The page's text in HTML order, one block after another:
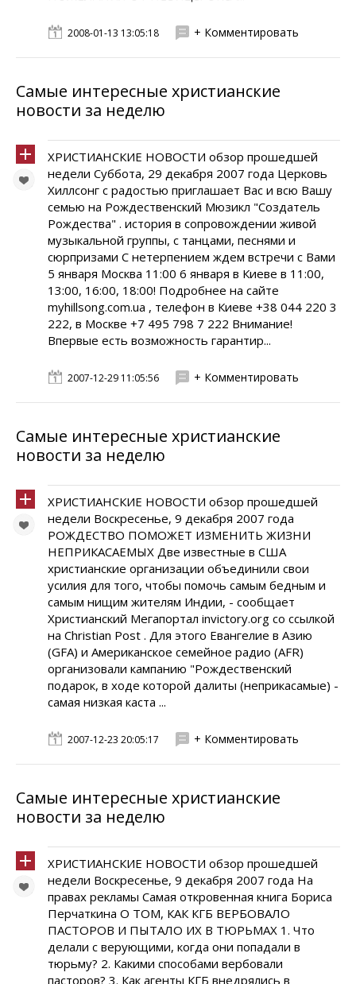
2008-01-13 13:05:18 + Комментировать
Самые интересные христианские
новости за неделю
ХРИСТИАНСКИЕ НОВОСТИ обзор прошедшей
недели Суббота, 29 декабря 2007 года Церковь
Хиллсонг с радостью приглашает Вас и всю Вашу
семью на Рождественский Мюзикл "Создатель
Рождества" . история в сопровождении живой
музыкальной группы, с танцами, песнями и
сюрпризами С нетерпением ждем встречи с Вами
5 января Москва 11:00 6 января в Киеве в 11:00,
13:00, 16:00, 18:00! Подробнее на сайте
myhillsong.com.ua , телефон в Киеве +38 044 220 3
222, в Москве +7 495 798 7 222 Внимание!
Впервые есть возможность гарантир...
2007-12-29 11:05:56 + Комментировать
Самые интересные христианские
новости за неделю
ХРИСТИАНСКИЕ НОВОСТИ обзор прошедшей
недели Воскресенье, 9 декабря 2007 года
РОЖДЕСТВО ПОМОЖЕТ ИЗМЕНИТЬ ЖИЗНИ
НЕПРИКАСАЕМЫХ Две известные в США
христианские организации объединили свои
усилия для того, чтобы помочь самым бедным и
самым нищим жителям Индии, - сообщает
Христианский Мегапортал invictory.org со ссылкой
на Christian Post . Для этого Евангелие в Азию
(GFA) и Американское семейное радио (AFR)
организовали кампанию "Рождественский
подарок, в ходе которой далиты (неприкасамые) -
самая низкая каста ...
2007-12-23 20:05:17 + Комментировать
Самые интересные христианские
новости за неделю
ХРИСТИАНСКИЕ НОВОСТИ обзор прошедшей
недели Воскресенье, 9 декабря 2007 года На
правах рекламы Самая откровенная книга Бориса
Перчаткина О ТОМ, КАК КГБ ВЕРБОВАЛО
ПАСТОРОВ И ПЫТАЛО ИХ В ТЮРЬМАХ 1. Что
делали с верующими, когда они попадали в
тюрьму? 2. Какими способами вербовали
пасторов? 3. Как агенты КГБ внедрялись в